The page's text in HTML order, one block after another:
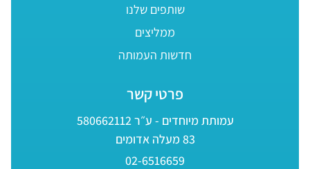
שותפים שלנו
ממליצים
חדשות העמותה
פרטי קשר
עמותת מיוחדים - ע״ר 580662112
83 מעלה אדומים
02-6516659